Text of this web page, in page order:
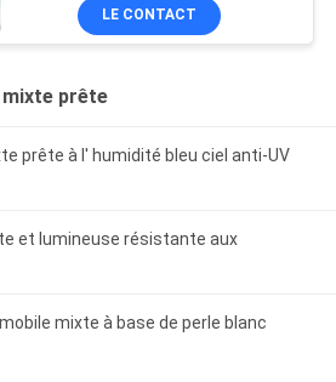
LE CONTACT
prête
prête à l' humidité bleu ciel anti-UV
et lumineuse résistante aux
mixte à base de perle blanc